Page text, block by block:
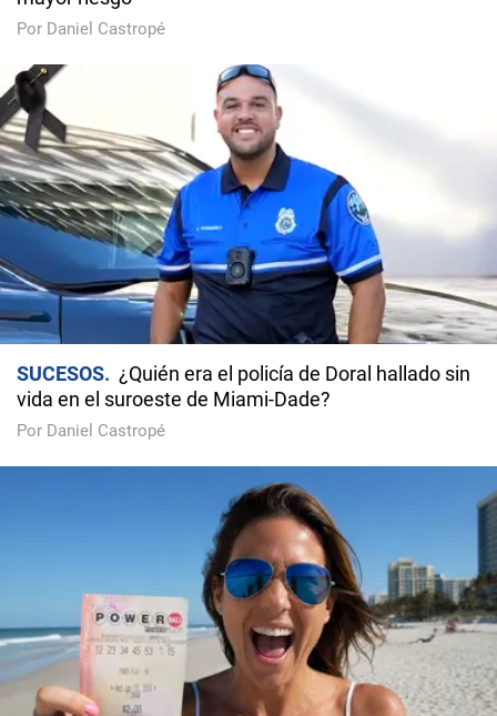
Por Daniel Castropé
SUCESOS
¿Quién era el policía de Doral hallado sin
vida en el suroeste de Miami-Dade?
Por Daniel Castropé